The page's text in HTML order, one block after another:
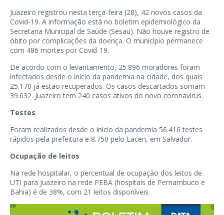
Juazeiro registrou nesta terça-feira (28), 42 novos casos da
Covid-19. A informação está no boletim epidemiológico da
Secretaria Municipal de Saúde (Sesau). Não houve registro de
óbito por complicações da doença. O município permanece
com 486 mortes por Covid-19.
De acordo com o levantamento, 25.896 moradores foram
infectados desde o início da pandemia na cidade, dos quais
25.170 já estão recuperados. Os casos descartados somam
39.632. Juazeiro tem 240 casos ativos do novo coronavírus.
Testes
Foram realizados desde o início da pandemia 56.416 testes
rápidos pela prefeitura e 8.750 pelo Lacen, em Salvador.
Ocupação de leitos
Na rede hospitalar, o percentual de ocupação dos leitos de
UTI para Juazeiro na rede PEBA (hospitais de Pernambuco e
Bahia) é de 38%, com 21 leitos disponíveis.